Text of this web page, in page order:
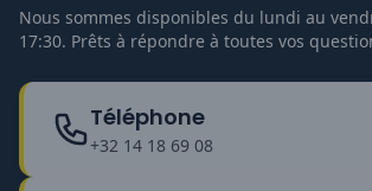
Nous sommes disponibles du lundi au
17:30. Prêts à répondre à toutes vos
Téléphone
+32 14 18 69 08